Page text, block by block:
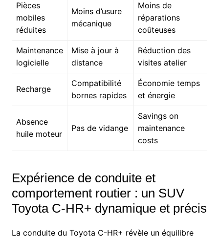
Pièces
mobiles
réduites
Moins d’usure
mécanique
Moins de
réparations
coûteuses
Maintenance
logicielle
Mise à jour à
distance
Réduction des
visites atelier
Recharge
Compatibilité
bornes rapides
Économie temps
et énergie
Absence
huile moteur
Pas de vidange
Savings on
maintenance
costs
Expérience de conduite et
comportement routier : un SUV
Toyota C-HR+ dynamique et précis
La conduite du Toyota C-HR+ révèle un équilibre